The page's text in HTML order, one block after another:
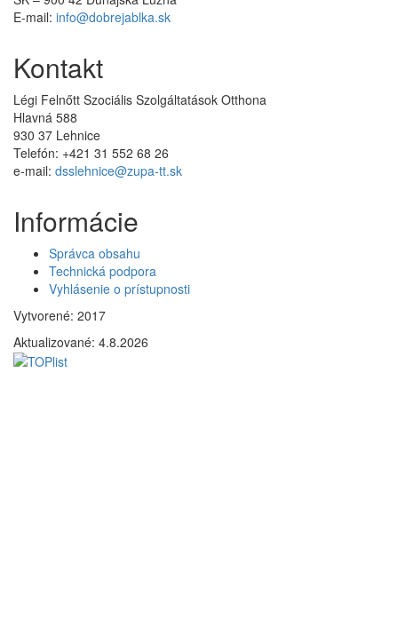
E-mail: info@dobrejablka.sk
Kontakt
Légi Felnőtt Szociális Szolgáltatások Otthona
Hlavná 588
930 37 Lehnice
Telefón: +421 31 552 68 26
e-mail: dsslehnice@zupa-tt.sk
Informácie
Správca obsahu
Technická podpora
Vyhlásenie o prístupnosti
Vytvorené: 2017
Aktualizované: 4.8.2026